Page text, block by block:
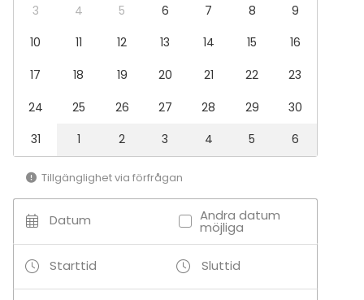
Upplevelse / aktivitet
Mötesrum
Konferenscenter
Aktiviteter
Utomhusaktiviteter
Tilläggsuppgifter om aktiviteter
Opistolta voi vuokrata kanootteja, kajakkeja, Fatbike-
pyöriä sekä lumikenkiä.
3
4 5 6 7 8
9
10
11 12 13 14 15
16
17
18 19 20 21 22
23
24
25 26 27 28 29
30
31
1 2 3 4 5 6
Tillgänglighet via förfrågan
Datum Andra datum
möjliga
Starttid Sluttid